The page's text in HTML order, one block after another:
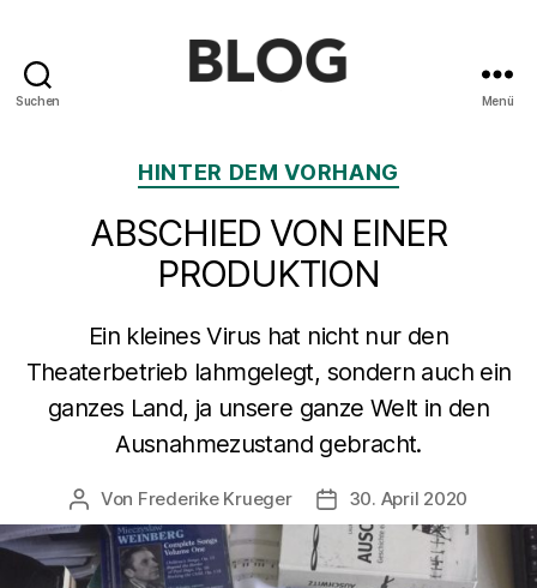
Suchen
Saarländischen
Menü
Kategorien
HINTER DEM VORHANG
ABSCHIED VON EINER
PRODUKTION
Ein kleines Virus hat nicht nur den
Theaterbetrieb lahmgelegt, sondern auch ein
ganzes Land, ja unsere ganze Welt in den
Ausnahmezustand gebracht.
Beitragsautor
Von Frederike Krueger Beitragsdatum
30. April 2020